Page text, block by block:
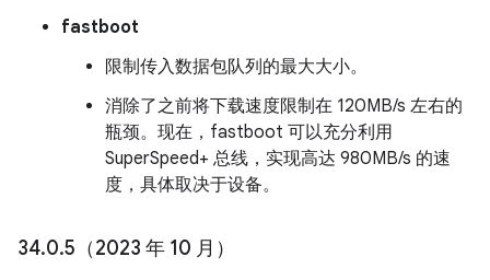
fastboot
限制传入数据包队列的最大大小。
消除了之前将下载速度限制在 120MB/s 左右的
瓶颈。现在，fastboot 可以充分利用
SuperSpeed+ 总线，实现高达 980MB/s 的速
度，具体取决于设备。
34.0.5（2023 年 10 月）